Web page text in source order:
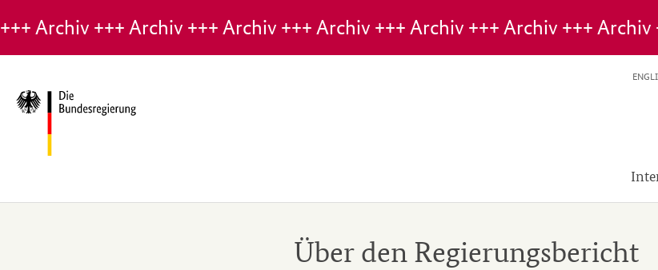
Archiv-
Seite
Archive
page
Über den Regierungsbericht